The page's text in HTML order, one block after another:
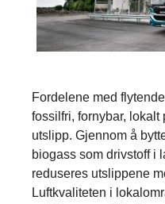
Fordelene med
fossilfri, fornybar, lokalt
utslipp. Gjennom å
biogass som drivstoff i
reduseres utslippene
Luftkvaliteten i